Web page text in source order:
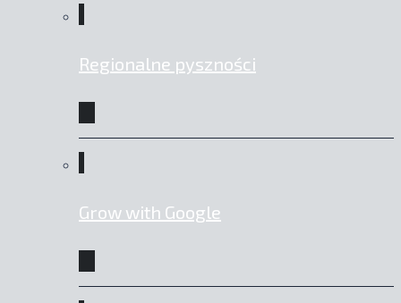
Regionalne pyszności
Grow with Google